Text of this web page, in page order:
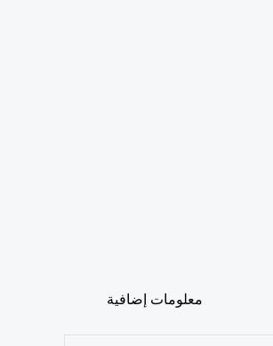
معلومات إضافية